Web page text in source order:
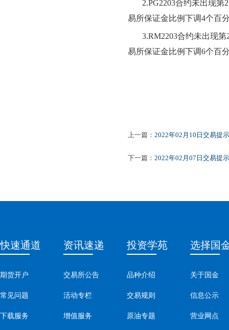
2.PG2203合约未出现第
易所保证金比例下调4个百
3.RM2203合约未出现第
易所保证金比例下调6个百
上一篇： 2022年02月10日交易提示
下一篇： 2022年02月07日交易提
快速通道
期货开户
常见问题
下载服务
资讯速递
交易所公告
活动专栏
增值服务
投资学苑
品种介绍
交易规则
原油专题
选择国
关于国金
信息公示
营业网点